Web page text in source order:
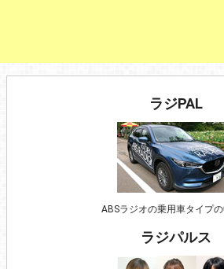
ラジPAL
ABSラジオの乗用車タイプ
ラジパルス